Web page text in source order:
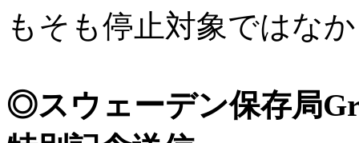
もそも停止対象ではな
◎スウェーデン保存局